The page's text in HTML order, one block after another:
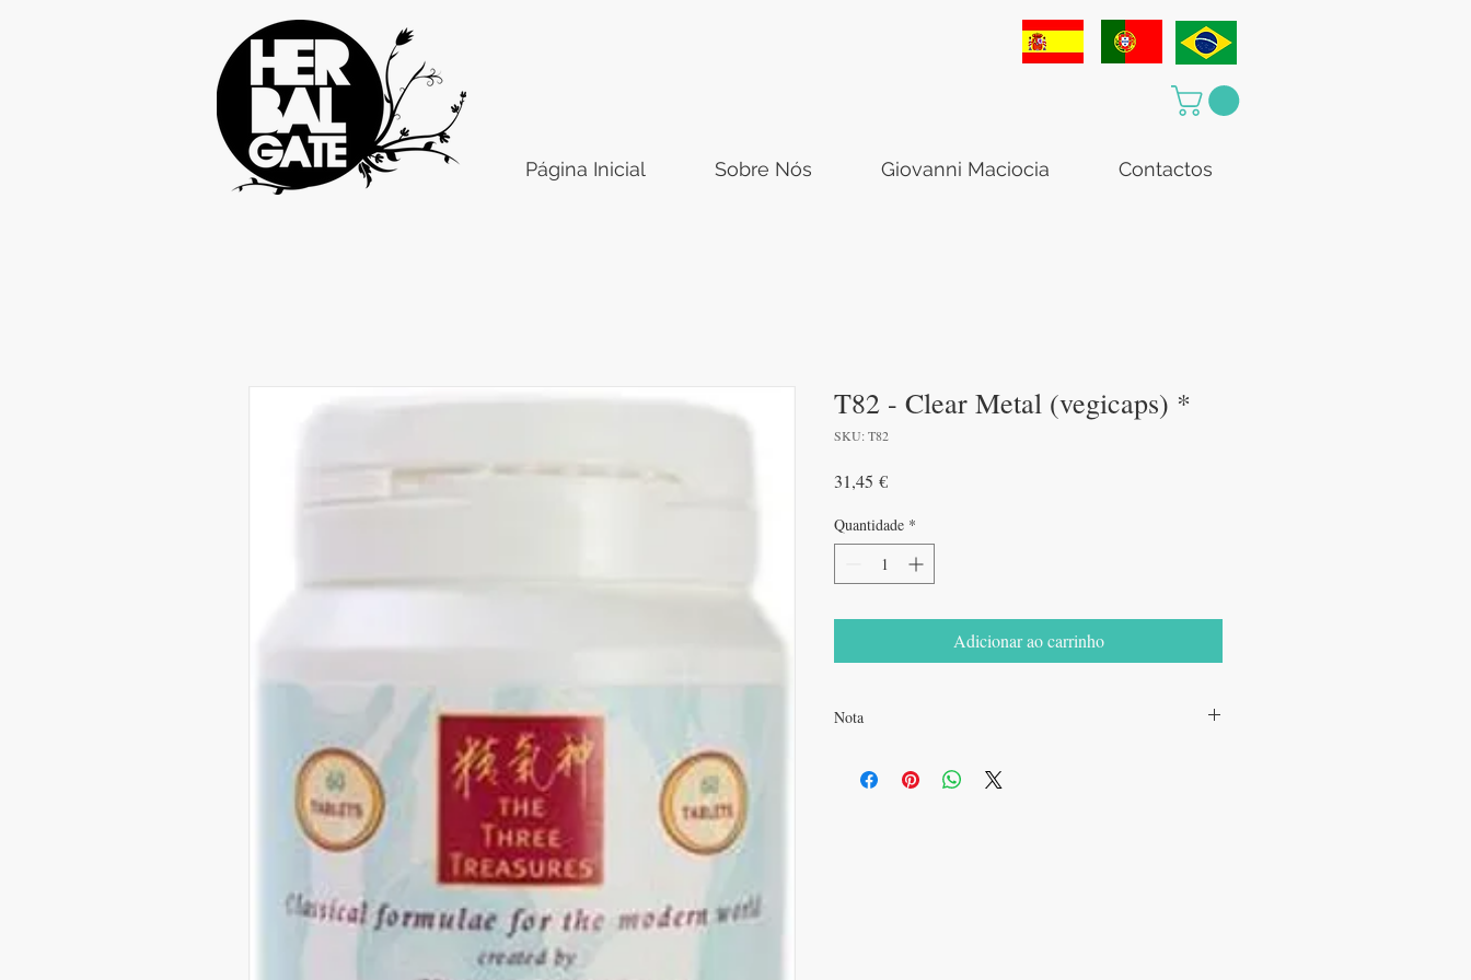
Página Inicial Sobre Nós Giovanni Maciocia Contactos
T82 - Clear Metal (vegicaps) *
SKU: T82
31,45 €Preço
Quantidade *
Adicionar ao carrinho
Nota